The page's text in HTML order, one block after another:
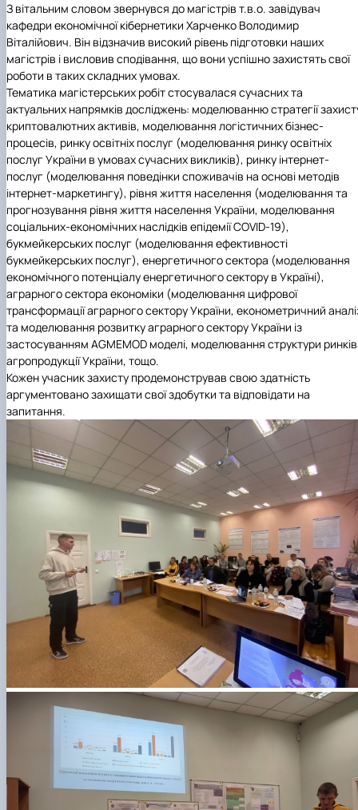
З вітальним словом звернувся до магістрів т.в.о. завідувач
кафедри економічної кібернетики Харченко Володимир
Віталійович. Він відзначив високий рівень підготовки наших
магістрів і висловив сподівання, що вони успішно захистять свої
роботи в таких складних умовах.
Тематика магістерських робіт стосувалася сучасних та
актуальних напрямків досліджень: моделюванню стратегії
криптовалютних активів, моделювання логістичних бізнес-
процесів, ринку освітніх послуг (моделювання ринку освітніх
послуг України в умовах сучасних викликів), ринку інтернет-
послуг (моделювання поведінки споживачів на основі методів
інтернет-маркетингу), рівня життя населення (моделювання та
прогнозування рівня життя населення України, моделювання
соціальних-економічних наслідків епідемії COVID-19),
букмейкерських послуг (моделювання ефективності
букмейкерських послуг), енергетичного сектора (моделювання
економічного потенціалу енергетичного сектору в Україні),
аграрного сектора економіки (моделювання цифрової
трансформації аграрного сектору України, економетричний
та моделювання розвитку аграрного сектору України із
застосуванням AGMEMOD моделі, моделювання структури ринків
агропродукції України, тощо.
Кожен учасник захисту продемонстрував свою здатність
аргументовано захищати свої здобутки та відповідати на
запитання.